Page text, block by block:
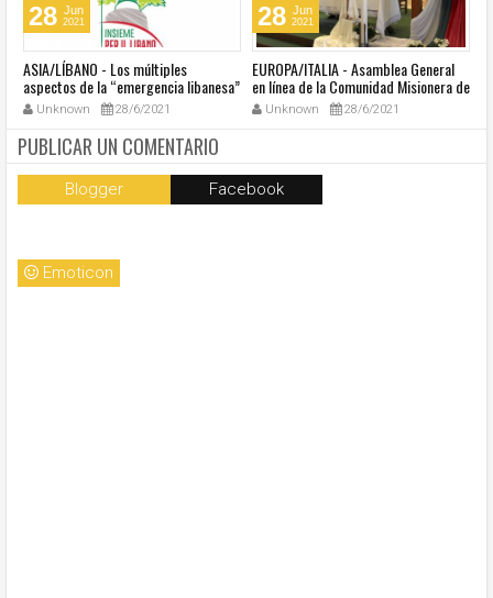
28 Jun
2021
ASIA/LÍBANO - Los múltiples
aspectos de la “emergencia libanesa”
al centro de la cumbre eclesial
convocada por el Papa Francisco
Unknown 28/6/2021
28 Jun
2021
EUROPA/ITALIA - Asamblea General
en línea de la Comunidad Misionera de
Villaregia
Unknown 28/6/2021
PUBLICAR UN COMENTARIO
Blogger Facebook
Emoticon